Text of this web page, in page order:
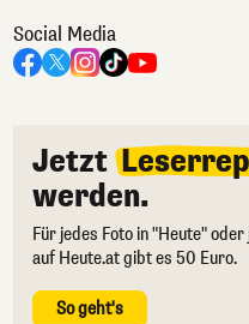
Social Media
Jetzt
werden.
Für jedes Foto in "Heute"
auf Heute.at gibt es 50 Euro.
So geht's